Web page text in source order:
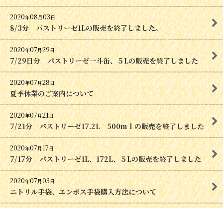
2020年08月03日
8/3分 パストリーゼ1Lの販売を終了しました。
2020年07月29日
7/29日分 パストリーゼ一斗缶、５Lの販売を終了しました
2020年07月28日
夏季休業のご案内について
2020年07月21日
7/21分 パストリーゼ17.2L 500ｍｌの販売を終了しました
2020年07月17日
7/17分 パストリーゼ1L、172L、５Lの販売を終了しました
2020年07月03日
ニトリル手袋、エンボス手袋購入方法について